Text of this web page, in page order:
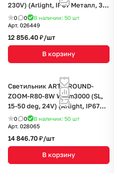
230V) (Arlight, IP67 Металл, 3
года)
0 0 В наличии: 50 шт
Арт. 026449
12 856.40 ₽/шт
В корзину
Светильник ART-GROUND-
ZOOM-R80-8W Warm3000 (SL,
15-50 deg, 24V) (Arlight, IP67
Металл, 3 года)
0 0 В наличии: 50 шт
Арт. 028065
14 846.70 ₽/шт
В корзину